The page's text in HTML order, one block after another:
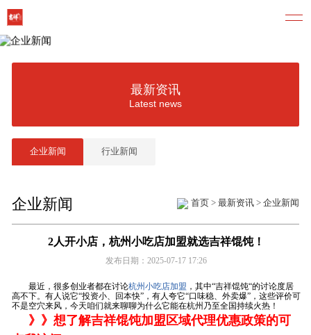
最新资讯
Latest news
企业新闻 行业新闻
企业新闻 首页 >最新资讯 >企业新闻
2人开小店，杭州小吃店加盟就选吉祥馄饨！
发布日期：2025-07-17 17:26
最近，很多创业者都在讨论杭州小吃店加盟 ，其中“吉祥馄饨“的讨论度居
高不下。有人说它“投资小、回本快”，有人夸它“口味稳、外卖爆”，这些评价可
不是空穴来风，今天咱们就来聊聊为什么它能在杭州乃至全国持续火热！
》》想了解吉祥馄饨加盟区域代理优惠政策的可